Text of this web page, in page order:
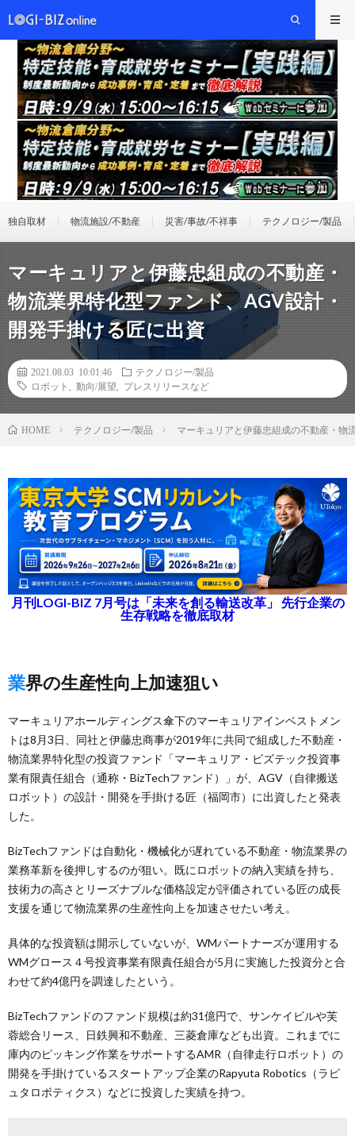
独自取材 物流施設/不動産 災害/事故/不祥事 テクノロジー/製品
マーキュリアと伊藤忠組成の不動産・
物流業界特化型ファンド、AGV設計・
開発手掛ける匠に出資
2021.08.03 10:01:46
テクノロジー/製品
ロボット
動向/展望 プレスリリースなど
HOME テクノロジー/製品 マーキュリアと伊藤忠組成の不動産・物
月刊LOGI-BIZ 7月号は「未来を創る輸送改革」 先行企業の
生存戦略を徹底取材
業界の生産性向上加速狙い
マーキュリアホールディングス傘下のマーキュリアインベストメン
トは8月3日、同社と伊藤忠商事が2019年に共同で組成した不動産・
物流業界特化型の投資ファンド「マーキュリア・ビズテック投資事
業有限責任組合（通称・BizTechファンド）」が、AGV（自律搬送
ロボット）の設計・開発を手掛ける匠（福岡市）に出資したと発表
した。
BizTechファンドは自動化・機械化が遅れている不動産・物流業界の
業務革新を後押しするのが狙い。既にロボットの納入実績を持ち、
技術力の高さとリーズナブルな価格設定が評価されている匠の成長
支援を通じて物流業界の生産性向上を加速させたい考え。
具体的な投資額は開示していないが、WMパートナーズが運用する
WMグロース４号投資事業有限責任組合が5月に実施した投資分と合
わせて約4億円を調達したという。
BizTechファンドのファンド規模は約31億円で、サンケイビルや芙
蓉総合リース、日鉄興和不動産、三菱倉庫なども出資。これまでに
庫内のピッキング作業をサポートするAMR（自律走行ロボット）の
開発を手掛けているスタートアップ企業のRapyuta Robotics（ラピ
ュタロボティクス）などに投資した実績を持つ。